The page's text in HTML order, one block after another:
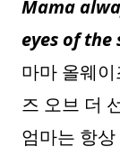
Mama
eyes of the
마마 올웨
즈 오브 더
엄마는 항